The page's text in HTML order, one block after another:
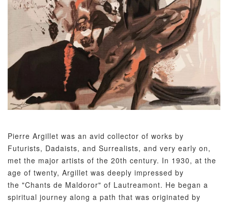
Pierre Argillet was an avid collector of works by
Futurists, Dadaists, and Surrealists, and very early on,
met the major artists of the 20th century. In 1930, at the
age of twenty, Argillet was deeply impressed by
the "Chants de Maldoror" of Lautreamont. He began a
spiritual journey along a path that was originated by